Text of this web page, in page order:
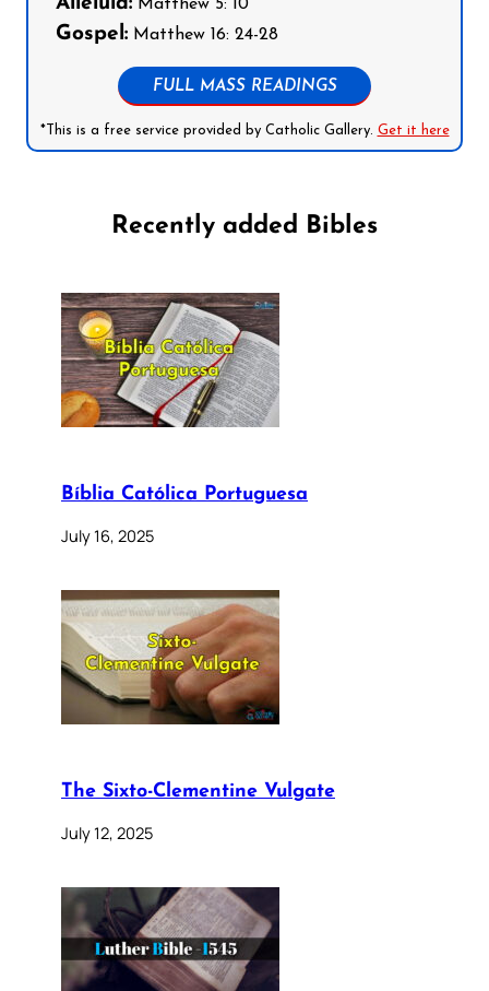
Matthew 5: 10
Gospel: Matthew 16: 24-28
FULL MASS READINGS
*This is a free service provided by Catholic Gallery. Get it here
Recently added Bibles
Bíblia Católica Portuguesa
July 16, 2025
The Sixto-Clementine Vulgate
July 12, 2025